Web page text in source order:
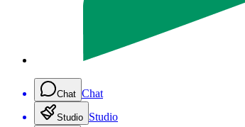
Chat Chat
Studio Studio